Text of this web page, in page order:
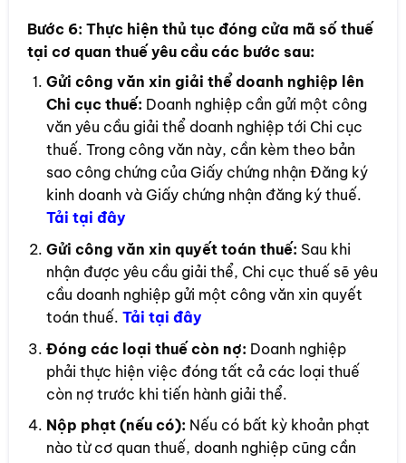
Bước 6: Thực hiện thủ tục đóng cửa mã số thuế
tại cơ quan thuế yêu cầu các bước sau:
Gửi công văn xin giải thể doanh nghiệp lên
Chi cục thuế: Doanh nghiệp cần gửi một công
văn yêu cầu giải thể doanh nghiệp tới Chi cục
thuế. Trong công văn này, cần kèm theo bản
sao công chứng của Giấy chứng nhận Đăng ký
kinh doanh và Giấy chứng nhận đăng ký thuế.
Tải tại đây
Gửi công văn xin quyết toán thuế: Sau khi
nhận được yêu cầu giải thể, Chi cục thuế sẽ yêu
cầu doanh nghiệp gửi một công văn xin quyết
toán thuế. Tải tại đây
Đóng các loại thuế còn nợ: Doanh nghiệp
phải thực hiện việc đóng tất cả các loại thuế
còn nợ trước khi tiến hành giải thể.
Nộp phạt (nếu có): Nếu có bất kỳ khoản phạt
nào từ cơ quan thuế, doanh nghiệp cũng cần